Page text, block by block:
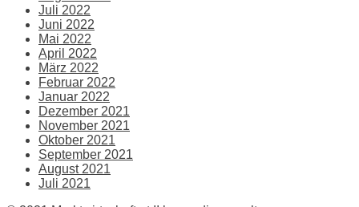
Juli 2022
Juni 2022
Mai 2022
April 2022
März 2022
Februar 2022
Januar 2022
Dezember 2021
November 2021
Oktober 2021
September 2021
August 2021
Juli 2021